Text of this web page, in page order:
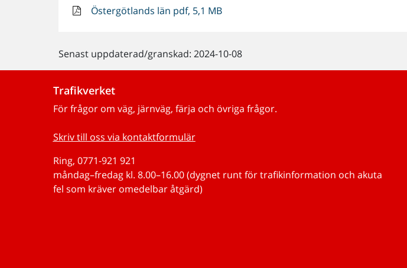
Östergötlands län pdf, 5,1 MB
Senast uppdaterad/granskad: 2024-10-08
Trafikverket
För frågor om väg, järnväg, färja och övriga frågor.
Skriv till oss via kontaktformulär
Ring, 0771-921 921
måndag–fredag kl. 8.00–16.00 (dygnet runt för trafikinformation och akuta
fel som kräver omedelbar åtgärd)